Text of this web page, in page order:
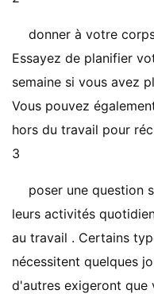
donner à votre
Essayez de planifier
semaine si vous avez
Vous pouvez
hors du travail pour
3
poser une question
leurs activités
au travail . Certains
nécessitent quelques
d'autres exigeront que